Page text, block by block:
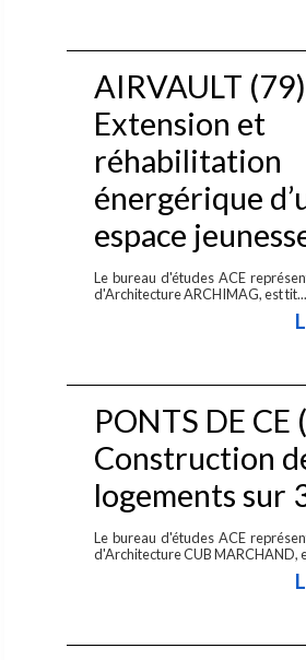
AIRVAULT
Extension et
réhabilitation
énergérique
espace
Le bureau d'études ACE
d'Architecture ARCHIMAG, est tit...
PONTS DE CE
Construction
logements sur
Le bureau d'études ACE
d'Architecture CUB MARCHAND,